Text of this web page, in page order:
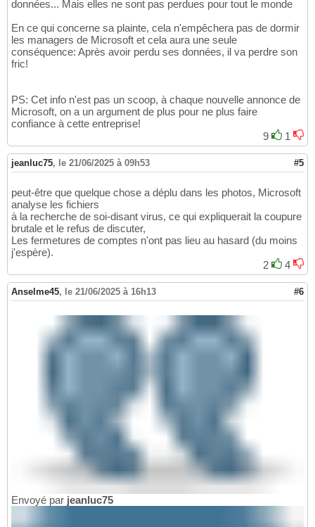
données... Mais elles ne sont pas perdues pour tout le monde
En ce qui concerne sa plainte, cela n'empêchera pas de dormir
les managers de Microsoft et cela aura une seule
conséquence: Après avoir perdu ses données, il va perdre son
fric!
PS: Cet info n'est pas un scoop, à chaque nouvelle annonce de
Microsoft, on a un argument de plus pour ne plus faire
confiance à cette entreprise!
9
1
jeanluc75, le 21/06/2025 à 09h53 #5
peut-être que quelque chose a déplu dans les photos, Microsoft
analyse les fichiers
à la recherche de soi-disant virus, ce qui expliquerait la coupure
brutale et le refus de discuter,
Les fermetures de comptes n'ont pas lieu au hasard (du moins
j'espère).
2
4
Anselme45, le 21/06/2025 à 16h13 #6
Envoyé par jeanluc75